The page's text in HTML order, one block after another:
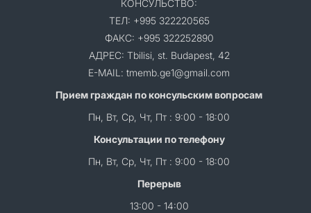
КОНСУЛЬСТВО:
ТЕЛ: +995 322220565
ФАКС: +995 322252890
АДРЕС: Tbilisi, st. Budapest, 42
E-MAIL: tmemb.ge1@gmail.com
Прием граждан по консульским вопросам
Пн, Вт, Ср, Чт, Пт : 9:00 - 18:00
Консультации по телефону
Пн, Вт, Ср, Чт, Пт : 9:00 - 18:00
Перерыв
13:00 - 14:00